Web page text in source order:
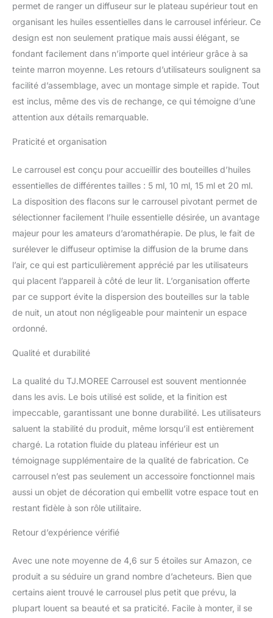
pour contenir des
diffuseurs ou des plantes
en pot. Bonne
décoration. Peut être
utilisé dans la chambre,
et le bureau, même près
de la machine à laver
pour ajouter votre
bambou naturel. Idéal
pas d'huiles ni de
diffuseur.)
permet de ranger un diffuseur sur le plateau supérieur tout en
organisant les huiles essentielles dans le carrousel inférieur. Ce
design est non seulement pratique mais aussi élégant, se
fondant facilement dans n’importe quel intérieur grâce à sa
teinte marron moyenne. Les retours d’utilisateurs soulignent sa
facilité d’assemblage, avec un montage simple et rapide. Tout
est inclus, même des vis de rechange, ce qui témoigne d’une
attention aux détails remarquable.
Praticité et organisation
Le carrousel est conçu pour accueillir des bouteilles d’huiles
essentielles de différentes tailles : 5 ml, 10 ml, 15 ml et 20 ml.
La disposition des flacons sur le carrousel pivotant permet de
sélectionner facilement l’huile essentielle désirée, un avantage
majeur pour les amateurs d’aromathérapie. De plus, le fait de
surélever le diffuseur optimise la diffusion de la brume dans
l’air, ce qui est particulièrement apprécié par les utilisateurs
qui placent l’appareil à côté de leur lit. L’organisation offerte
par ce support évite la dispersion des bouteilles sur la table
de nuit, un atout non négligeable pour maintenir un espace
ordonné.
Qualité et durabilité
La qualité du TJ.MOREE Carrousel est souvent mentionnée
dans les avis. Le bois utilisé est solide, et la finition est
impeccable, garantissant une bonne durabilité. Les utilisateurs
saluent la stabilité du produit, même lorsqu’il est entièrement
chargé. La rotation fluide du plateau inférieur est un
témoignage supplémentaire de la qualité de fabrication. Ce
carrousel n’est pas seulement un accessoire fonctionnel mais
aussi un objet de décoration qui embellit votre espace tout en
restant fidèle à son rôle utilitaire.
Retour d’expérience vérifié
Avec une note moyenne de 4,6 sur 5 étoiles sur Amazon, ce
produit a su séduire un grand nombre d’acheteurs. Bien que
certains aient trouvé le carrousel plus petit que prévu, la
plupart louent sa beauté et sa praticité. Facile à monter, il se